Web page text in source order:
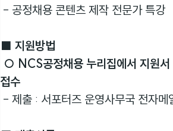
- 공정채용 콘텐츠 제작 전문가 특강
■ 지원방법
○ NCS공정채용 누리집에서 지원서
접수
- 제출 : 서포터즈 운영사무국 전